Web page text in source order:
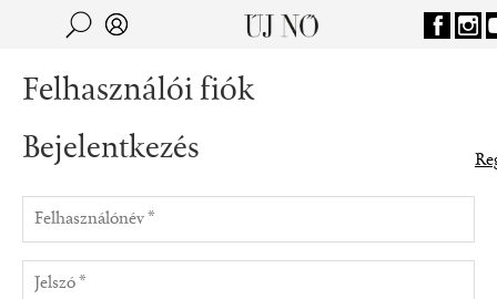
Jump to navigation
Keresés
Felhasználói fiók
Bejelentkezés